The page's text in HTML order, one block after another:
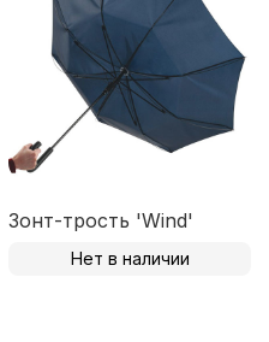
Зонт-трость 'Wind'
Нет в наличии